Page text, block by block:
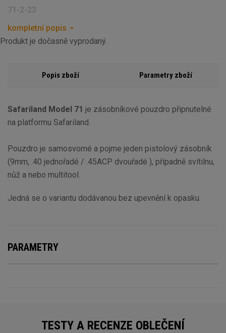
71-2-23
kompletní popis
Produkt je dočasně vyprodaný.
Popis zboží Parametry zboží
Safariland Model 71 je zásobníkové pouzdro připnutelné
na platformu Safariland.
Pouzdro je samosvorné a pojme jeden pistolový zásobník
(9mm, .40 jednořadé / .45ACP dvouřadé ), případně svítilnu,
nůž a nebo multitool.
Jedná se o variantu dodávanou bez upevnění k opasku.
PARAMETRY
TESTY A RECENZE OBLEČENÍ